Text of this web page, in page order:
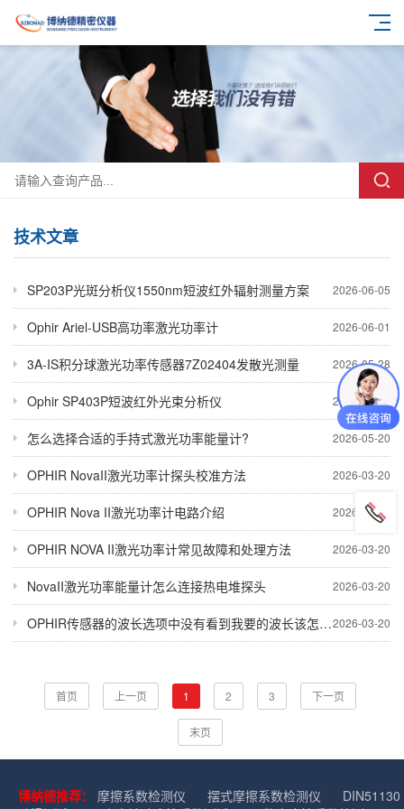
技术文章
2026-06-05
SP203P光斑分析仪1550nm短波红外辐射测量方案
2026-06-01
Ophir Ariel-USB高功率激光功率计
2026-05-28
3A-IS积分球激光功率传感器7Z02404发散光测量
2026-05-21
Ophir SP403P短波红外光束分析仪
2026-05-20
怎么选择合适的手持式激光功率能量计?
2026-03-20
OPHIR NovaII激光功率计探头校准方法
2026-03-20
OPHIR Nova II激光功率计电路介绍
2026-03-20
OPHIR NOVA II激光功率计常见故障和处理方法
2026-03-20
NovaII激光功率能量计怎么连接热电堆探头
2026-03-20
OPHIR传感器的波长选项中没有看到我要的波长该怎么办？
首页 上一页 1 2 3 下一页
末页
博纳德推荐： 摩擦系数检测仪 摆式摩擦系数检测仪
DIN51130